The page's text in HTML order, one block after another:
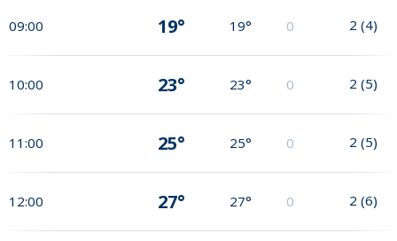
09:00 19° 19° 0 2 (4)
10:00 23° 23° 0 2 (5)
11:00 25° 25° 0 2 (5)
12:00 27° 27° 0 2 (6)